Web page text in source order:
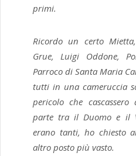
primi.
Ricordo un certo
Grue, Luigi Oddone,
Parroco di Santa Maria
tutti in una cameruccia
pericolo che
parte tra il Duomo e il
erano tanti, ho chiesto
altro posto più vasto.